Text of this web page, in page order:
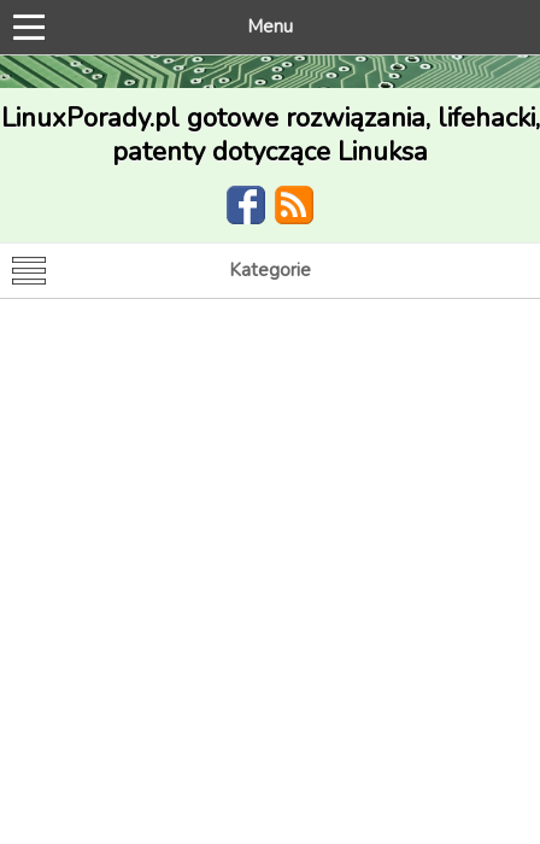
Menu
LinuxPorady.pl gotowe rozwiązania, lifehacki,
patenty dotyczące Linuksa
Kategorie